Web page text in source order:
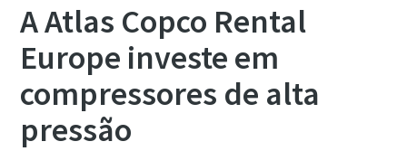
A Atlas Copco Rental
Europe investe em
compressores de alta
pressão